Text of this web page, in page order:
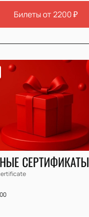
Билеты от2200₽
СЕРТИФИКАТЫ